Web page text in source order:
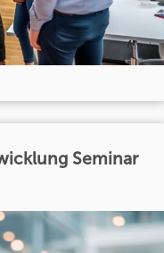
Seminar